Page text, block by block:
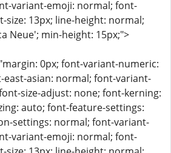
variant-emoji: normal; font-
13px; line-height: normal;
Neue'; min-height: 15px;">
0px; font-variant-numeric:
asian: normal; font-variant-
size-adjust: none; font-kerning:
auto; font-feature-settings:
settings: normal; font-variant-
variant-emoji: normal; font-